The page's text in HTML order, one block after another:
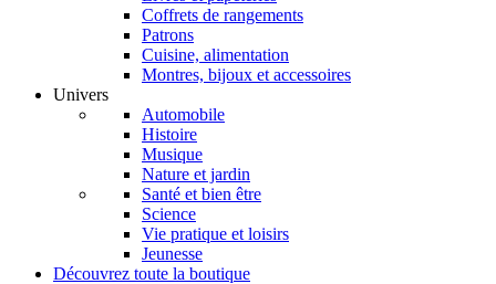
Coffrets de rangements
Patrons
Cuisine, alimentation
Montres, bijoux et accessoires
Univers
Automobile
Histoire
Musique
Nature et jardin
Santé et bien être
Science
Vie pratique et loisirs
Jeunesse
Découvrez toute la boutique